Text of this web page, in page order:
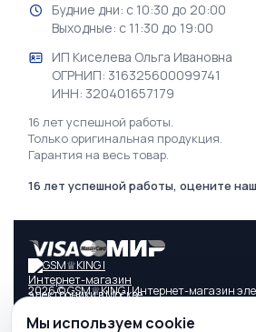
Будние дни: с 10:30 до 20:00
Выходные: с 11:30 до 19:00
ИП Киселева Ольга Ивановна
ОГРНИП: 316325600099741
ИНН: 320401657179
16 лет успешной работы.
Только оригинальная продукция.
Гарантия на весь товар.
16 лет успешной работы, оцените
2026 © GSM♕KING | Интернет-магазин
наличия и стоимости товара, а также условий
Мы используем cookie